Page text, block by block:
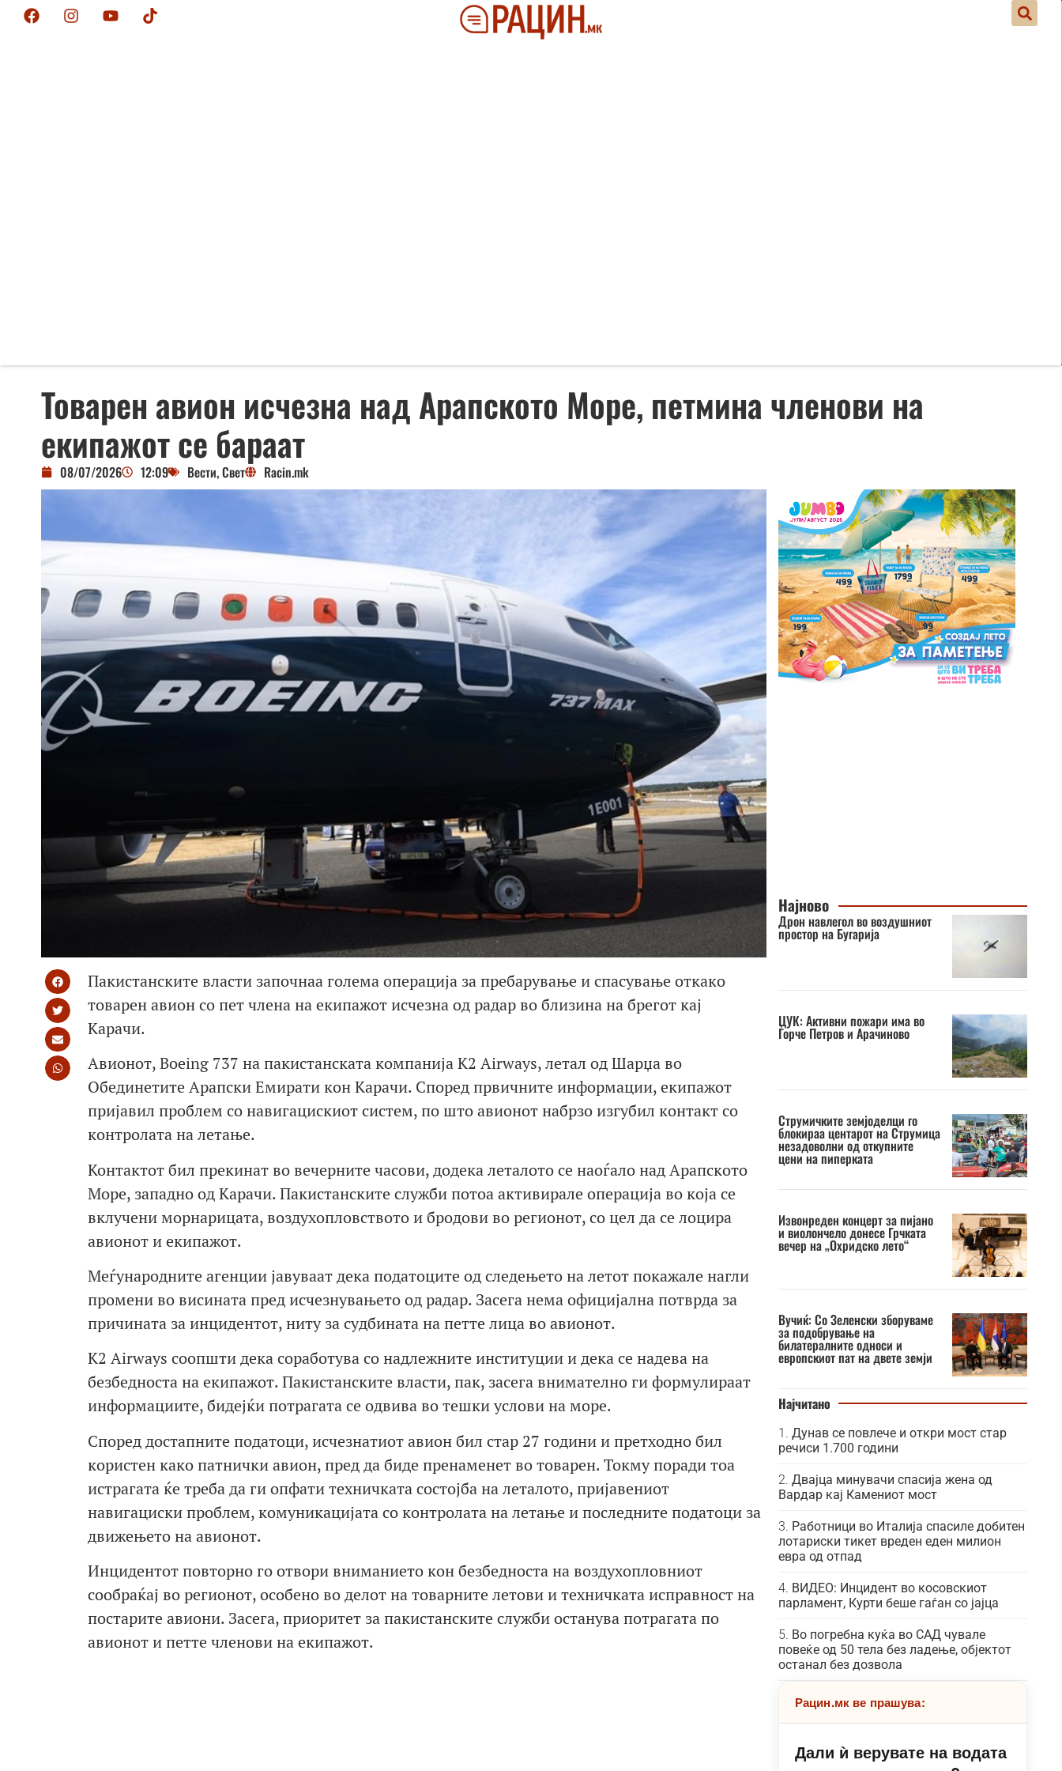
Товарен авион исчезна над Арапското Море, петмина членови на
екипажот се бараат
08/07/2026 12:09 Вести,Свет Racin.mk
Пакистанските власти започнаа голема операција за пребарување и спасување откако
товарен авион со пет члена на екипажот исчезна од радар во близина на брегот кај
Карачи.
Авионот, Boeing 737 на пакистанската компанија K2 Airways, летал од Шарџа во
Обединетите Арапски Емирати кон Карачи. Според првичните информации, екипажот
пријавил проблем со навигацискиот систем, по што авионот набрзо изгубил контакт со
контролата на летање.
Контактот бил прекинат во вечерните часови, додека леталото се наоѓало над Арапското
Море, западно од Карачи. Пакистанските служби потоа активирале операција во која се
вклучени морнарицата, воздухопловството и бродови во регионот, со цел да се лоцира
авионот и екипажот.
Меѓународните агенции јавуваат дека податоците од следењето на летот покажале нагли
промени во висината пред исчезнувањето од радар. Засега нема официјална потврда за
причината за инцидентот, ниту за судбината на петте лица во авионот.
K2 Airways соопшти дека соработува со надлежните институции и дека се надева на
безбедноста на екипажот. Пакистанските власти, пак, засега внимателно ги формулираат
информациите, бидејќи потрагата се одвива во тешки услови на море.
Според достапните податоци, исчезнатиот авион бил стар 27 години и претходно бил
користен како патнички авион, пред да биде пренаменет во товарен. Токму поради тоа
истрагата ќе треба да ги опфати техничката состојба на леталото, пријавениот
навигациски проблем, комуникацијата со контролата на летање и последните податоци за
движењето на авионот.
Инцидентот повторно го отвори вниманието кон безбедноста на воздухопловниот
сообраќај во регионот, особено во делот на товарните летови и техничката исправност на
постарите авиони. Засега, приоритет за пакистанските служби останува потрагата по
авионот и петте членови на екипажот.
Најново
Дрон навлегол во воздушниот
простор на Бугарија
ЦУК: Активни пожари има во
Ѓорче Петров и Арачиново
Струмичките земјоделци го
блокираа центарот на Струмица
незадоволни од откупните
цени на пиперката
Извонреден концерт за пијано
и виолончело донесе Грчката
вечер на „Охридско лето“
Вучиќ: Со Зеленски зборуваме
за подобрување на
билатералните односи и
европскиот пат на двете земји
Најчитано
Дунав се повлече и откри мост стар
речиси 1.700 години
Двајца минувачи спасија жена од
Вардар кај Камениот мост
Работници во Италија спасиле добитен
лотариски тикет вреден еден милион
евра од отпад
ВИДЕО: Инцидент во косовскиот
парламент, Курти беше гаѓан со јајца
Во погребна куќа во САД чувале
повеќе од 50 тела без ладење, објектот
останал без дозвола
Рацин.мк ве прашува:
Дали ѝ верувате на водата